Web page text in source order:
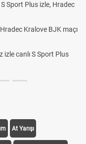
Sport Plus izle, Hradec
Kralove BJK maçı
izle canlı S Sport Plus
At Yarışı